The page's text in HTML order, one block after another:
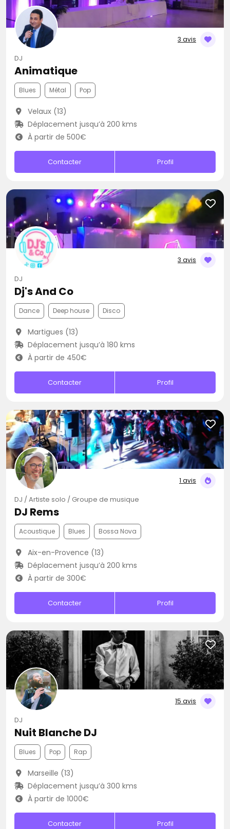
3 avis
DJ
Animatique
Blues Métal Pop
Velaux (13)
Déplacement jusqu’à 200 kms
À partir de 500€
Contacter Profil
3 avis
DJ
Dj's And Co
Dance Deep house Disco
Martigues (13)
Déplacement jusqu’à 180 kms
À partir de 450€
Contacter Profil
1 avis
DJ / Artiste solo / Groupe de musique
DJ Rems
Acoustique Blues Bossa Nova
Aix-en-Provence (13)
Déplacement jusqu’à 200 kms
À partir de 300€
Contacter Profil
15 avis
DJ
Nuit Blanche DJ
Blues Pop Rap
Marseille (13)
Déplacement jusqu’à 300 kms
À partir de 1000€
Contacter Profil